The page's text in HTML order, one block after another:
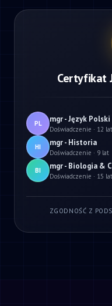
Certyfikat
PL mgr - Język Polski
Doświadczenie · 12 lat
HI mgr - Historia
Doświadczenie · 9 lat
BI mgr - Biologia &
Doświadczenie · 15 lat
ZGODNOŚĆ Z